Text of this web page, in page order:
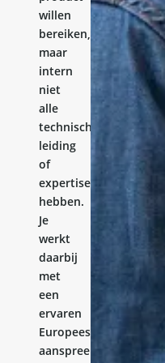
willen
bereiken,
maar
intern
niet
alle
technische
leiding
of
expertise
hebben.
Je
werkt
daarbij
met
een
ervaren
Europees
aanspreekpunt.